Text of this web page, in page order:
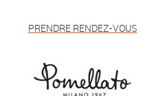
PRENDRE RENDEZ-VOUS